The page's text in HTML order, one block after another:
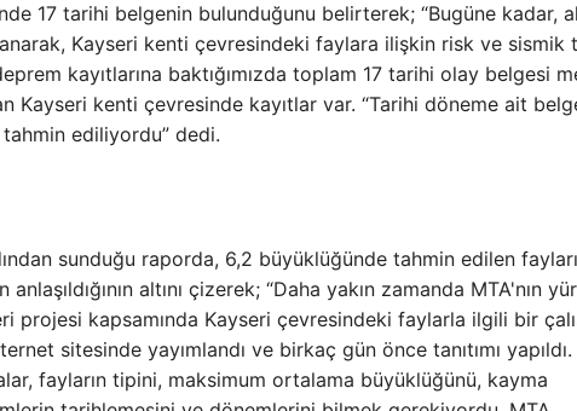
17 tarihi belgenin bulunduğunu belirterek; “Bugüne kadar,
Kayseri kenti çevresindeki faylara ilişkin risk ve sismik
kayıtlarına baktığımızda toplam 17 tarihi olay belgesi
Kayseri kenti çevresinde kayıtlar var. “Tarihi döneme ait
ediliyordu” dedi.
sunduğu raporda, 6,2 büyüklüğünde tahmin edilen
altını çizerek; “Daha yakın zamanda MTA'nın
projesi kapsamında Kayseri çevresindeki faylarla ilgili bir
sitesinde yayımlandı ve birkaç gün önce tanıtımı yapıldı.
fayların tipini, maksimum ortalama büyüklüğünü, kayma